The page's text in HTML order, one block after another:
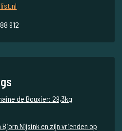
912
de Bouxier: 29,3kg
Nijsink en zijn vrienden op